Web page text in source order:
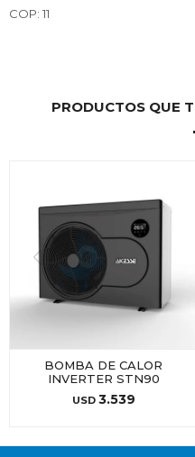
COP: 11
PRODUCTOS QUE
BOMBA DE CALOR
INVERTER STN90
USD 3.539